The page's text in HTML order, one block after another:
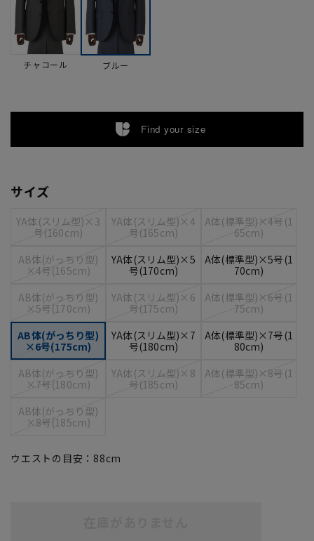
チャコール ブルー
Find your size
サイズ
YA体(スリム型)×3
号(160cm)
YA体(スリム型)×4
号(165cm)
A体(標準型)×4号(1
65cm)
AB体(がっちり型)
×4号(165cm)
YA体(スリム型)×5
号(170cm)
A体(標準型)×5号(1
70cm)
AB体(がっちり型)
×5号(170cm)
YA体(スリム型)×6
号(175cm)
A体(標準型)×6号(1
75cm)
AB体(がっちり型)
×6号(175cm)
YA体(スリム型)×7
号(180cm)
A体(標準型)×7号(1
80cm)
AB体(がっちり型)
×7号(180cm)
YA体(スリム型)×8
号(185cm)
A体(標準型)×8号(1
85cm)
AB体(がっちり型)
×8号(185cm)
ウエストの目安： 88cm